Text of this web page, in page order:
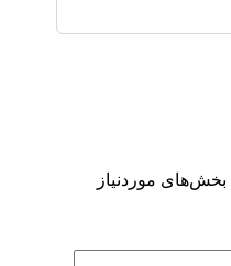
بخش‌های موردنیاز